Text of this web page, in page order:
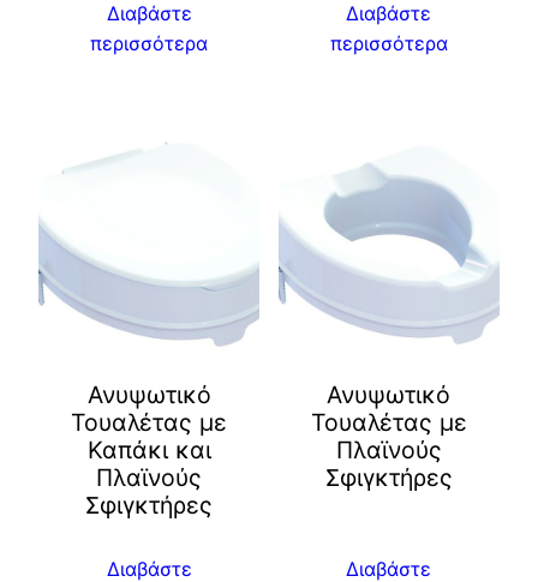
Διαβάστε
περισσότερα
Διαβάστε
περισσότερα
Ανυψωτικό
Τουαλέτας με
Καπάκι και
Πλαϊνούς
Σφιγκτήρες
Διαβάστε
Ανυψωτικό
Τουαλέτας με
Πλαϊνούς
Σφιγκτήρες
Διαβάστε